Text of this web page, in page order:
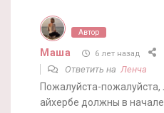
Автор
Маша 6 лет назад
Ответить наЛенча
Пожалуйста-пожалуйста,
айхербе должны в